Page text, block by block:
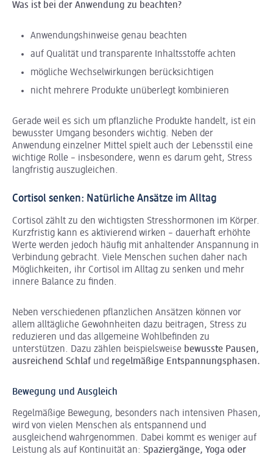
Was ist bei der Anwendung zu beachten?
Anwendungshinweise genau beachten
auf Qualität und transparente Inhaltsstoffe achten
mögliche Wechselwirkungen berücksichtigen
nicht mehrere Produkte unüberlegt kombinieren
Gerade weil es sich um pflanzliche Produkte handelt, ist ein
bewusster Umgang besonders wichtig. Neben der
Anwendung einzelner Mittel spielt auch der Lebensstil eine
wichtige Rolle – insbesondere, wenn es darum geht, Stress
langfristig auszugleichen.
Cortisol senken: Natürliche Ansätze im Alltag
Cortisol zählt zu den wichtigsten Stresshormonen im Körper.
Kurzfristig kann es aktivierend wirken – dauerhaft erhöhte
Werte werden jedoch häufig mit anhaltender Anspannung in
Verbindung gebracht. Viele Menschen suchen daher nach
Möglichkeiten, ihr Cortisol im Alltag zu senken und mehr
innere Balance zu finden.
Neben verschiedenen pflanzlichen Ansätzen können vor
allem alltägliche Gewohnheiten dazu beitragen, Stress zu
reduzieren und das allgemeine Wohlbefinden zu
unterstützen. Dazu zählen beispielsweise bewusste Pausen,
ausreichend Schlaf und regelmäßige Entspannungsphasen.
Bewegung und Ausgleich
Regelmäßige Bewegung, besonders nach intensiven Phasen,
wird von vielen Menschen als entspannend und
ausgleichend wahrgenommen. Dabei kommt es weniger auf
Leistung als auf Kontinuität an: Spaziergänge, Yoga oder